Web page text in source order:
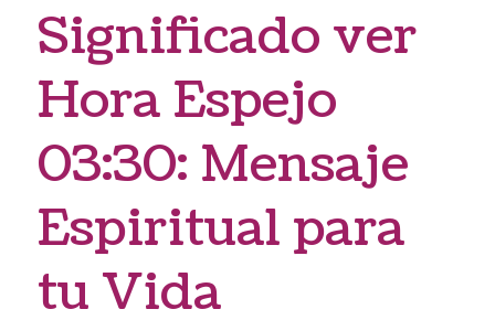
Significado ver
Hora Espejo
03:30: Mensaje
Espiritual para
tu Vida